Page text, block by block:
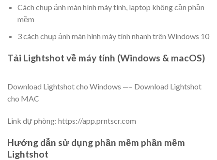
Cách chụp ảnh màn hình máy tính, laptop không cần phần
mềm
3 cách chụp ảnh màn hình máy tính nhanh trên Windows 10
Tải Lightshot về máy tính (Windows & macOS)
Download Lightshot cho Windows —– Download Lightshot
cho MAC
Link dự phòng: https://app.prntscr.com
Hướng dẫn sử dụng phần mềm phần mềm
Lightshot